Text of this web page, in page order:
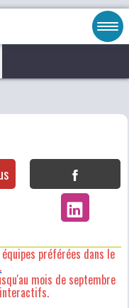
préférées dans le
.
mois de septembre